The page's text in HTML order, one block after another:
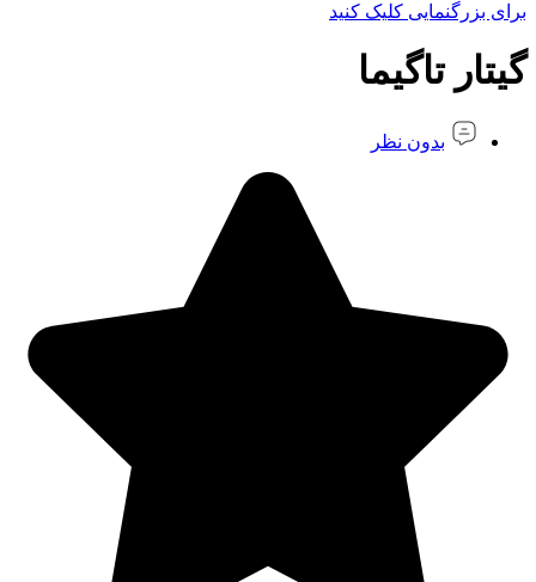
برای بزرگنمایی کلیک کنید
گیتار تاگیما
بدون نظر